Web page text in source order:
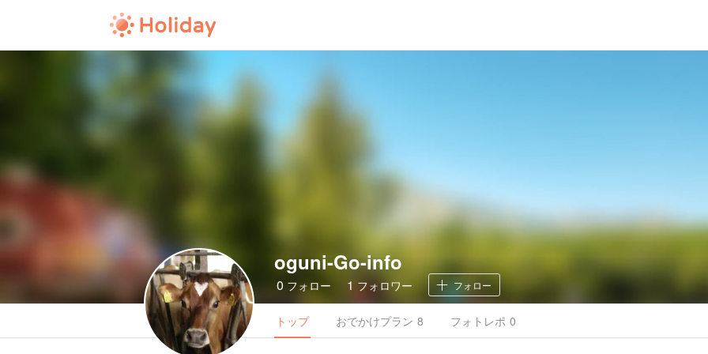
oguni-Go-info
0 フォロー 1 フォロワー フォロー
トップ おでかけプラン 8 フォトレポ 0